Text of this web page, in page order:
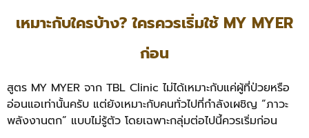
เหมาะกับใครบ้าง? ใครควรเริ่มใช้ MY MYER
ก่อน
สูตร MY MYER จาก TBL Clinic ไม่ได้เหมาะกับแค่ผู้ที่ป่วยหรือ
อ่อนแอเท่านั้นครับ แต่ยังเหมาะกับคนทั่วไปที่กำลังเผชิญ “ภาวะ
พลังงานตก” แบบไม่รู้ตัว โดยเฉพาะกลุ่มต่อไปนี้ควรเริ่มก่อน